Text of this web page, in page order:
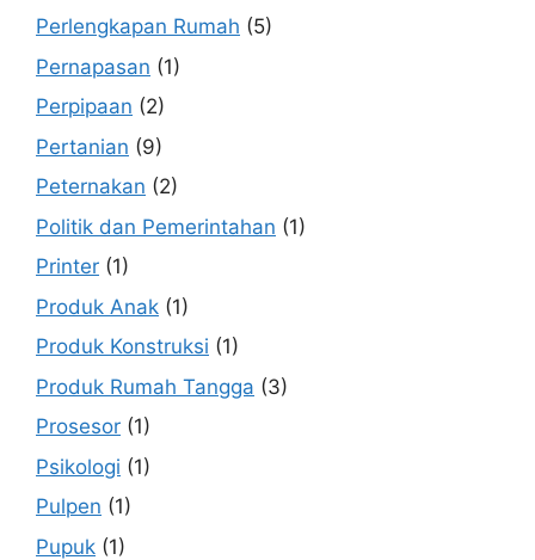
Perlengkapan Rumah (5)
Pernapasan (1)
Perpipaan (2)
Pertanian (9)
Peternakan (2)
Politik dan Pemerintahan (1)
Printer (1)
Produk Anak (1)
Produk Konstruksi (1)
Produk Rumah Tangga (3)
Prosesor (1)
Psikologi (1)
Pulpen (1)
Pupuk (1)